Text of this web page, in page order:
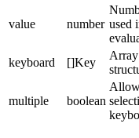
value number used
keyboard []Key
multiple boolean